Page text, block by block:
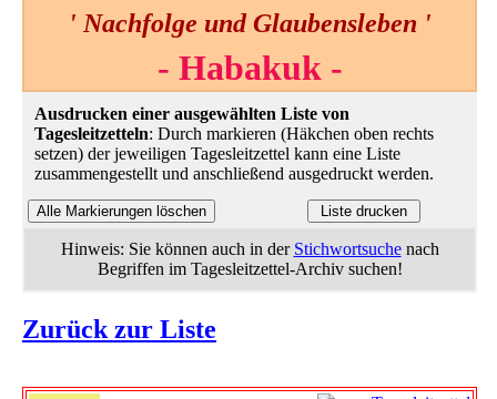
' Nachfolge und Glaubensleben '
- Habakuk -
Ausdrucken einer ausgewählten Liste von
Tagesleitzetteln: Durch markieren (Häkchen oben rechts
setzen) der jeweiligen Tagesleitzettel kann eine Liste
zusammengestellt und anschließend ausgedruckt werden.
Hinweis: Sie können auch in der Stichwortsuchenach
Begriffen im Tagesleitzettel-Archiv suchen!
Zurück zur Liste